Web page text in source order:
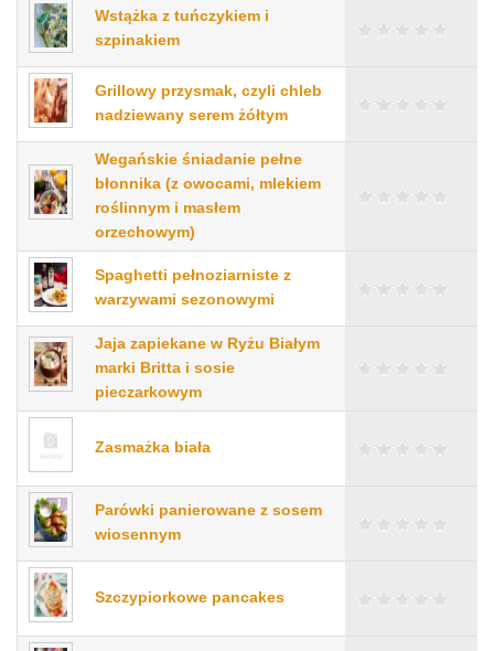
Wstążka z tuńczykiem i
szpinakiem
Grillowy przysmak, czyli chleb
nadziewany serem żółtym
Wegańskie śniadanie pełne
błonnika (z owocami, mlekiem
roślinnym i masłem
orzechowym)
Spaghetti pełnoziarniste z
warzywami sezonowymi
Jaja zapiekane w Ryżu Białym
marki Britta i sosie
pieczarkowym
Zasmażka biała
Parówki panierowane z sosem
wiosennym
Szczypiorkowe pancakes